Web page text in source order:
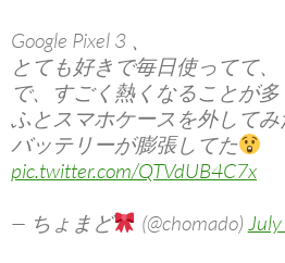
Google Pixel 3 、
とても好きで毎日使ってて、
で、すごく熱くなることが
ふとスマホケースを外してみ
バッテリーが膨張してた
pic.twitter.com/QTVdUB4C7x
— ちょまど
(@chomado)